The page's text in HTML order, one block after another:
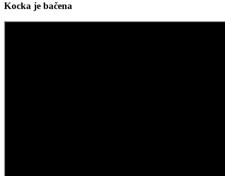
Kocka je bačena